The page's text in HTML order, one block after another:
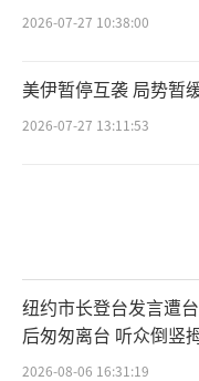
施，那么中国不
的一次重要验证
破沉默，为世界
而对于这一
拭目以待。静看
2026-07-27 10:38:00
美伊暂停互袭 局势暂
2026-07-27 13:11:53
纽约市长登台发言遭
后匆匆离台 听众倒竖
2026-08-06 16:31:19